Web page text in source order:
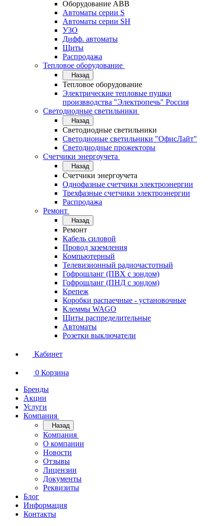
Оборудование АВВ
Автоматы серии S
Автоматы серии SH
УЗО
Дифф. автоматы
Щиты
Распродажа
Тепловое оборудование
Назад
Тепловое оборудование
Электрические тепловые пушки
произвводства "Электропечь" Россия
Светодиодные светильники
Назад
Светодиодные светильники
Светодионые светильники "ОфисЛайт"
Светодиодные прожекторы
Счетчики энергоучета
Назад
Счетчики энергоучета
Однофазные счетчики электроэнергии
Трехфазные счетчики электроэнергии
Распродажа
Ремонт
Назад
Ремонт
Кабель силовой
Провод заземления
Компьютерный
Телевизионный радиочастотный
Гофрошланг (ПВХ с зондом)
Гофрошланг (ПНД с зондом)
Крепеж
Коробки распаечные - установочные
Клеммы WAGO
Щиты распределительные
Автоматы
Розетки выключатели
Кабинет
0 Корзина
Бренды
Акции
Услуги
Компания
Назад
Компания
О компании
Новости
Отзывы
Лицензии
Документы
Реквизиты
Блог
Информация
Контакты